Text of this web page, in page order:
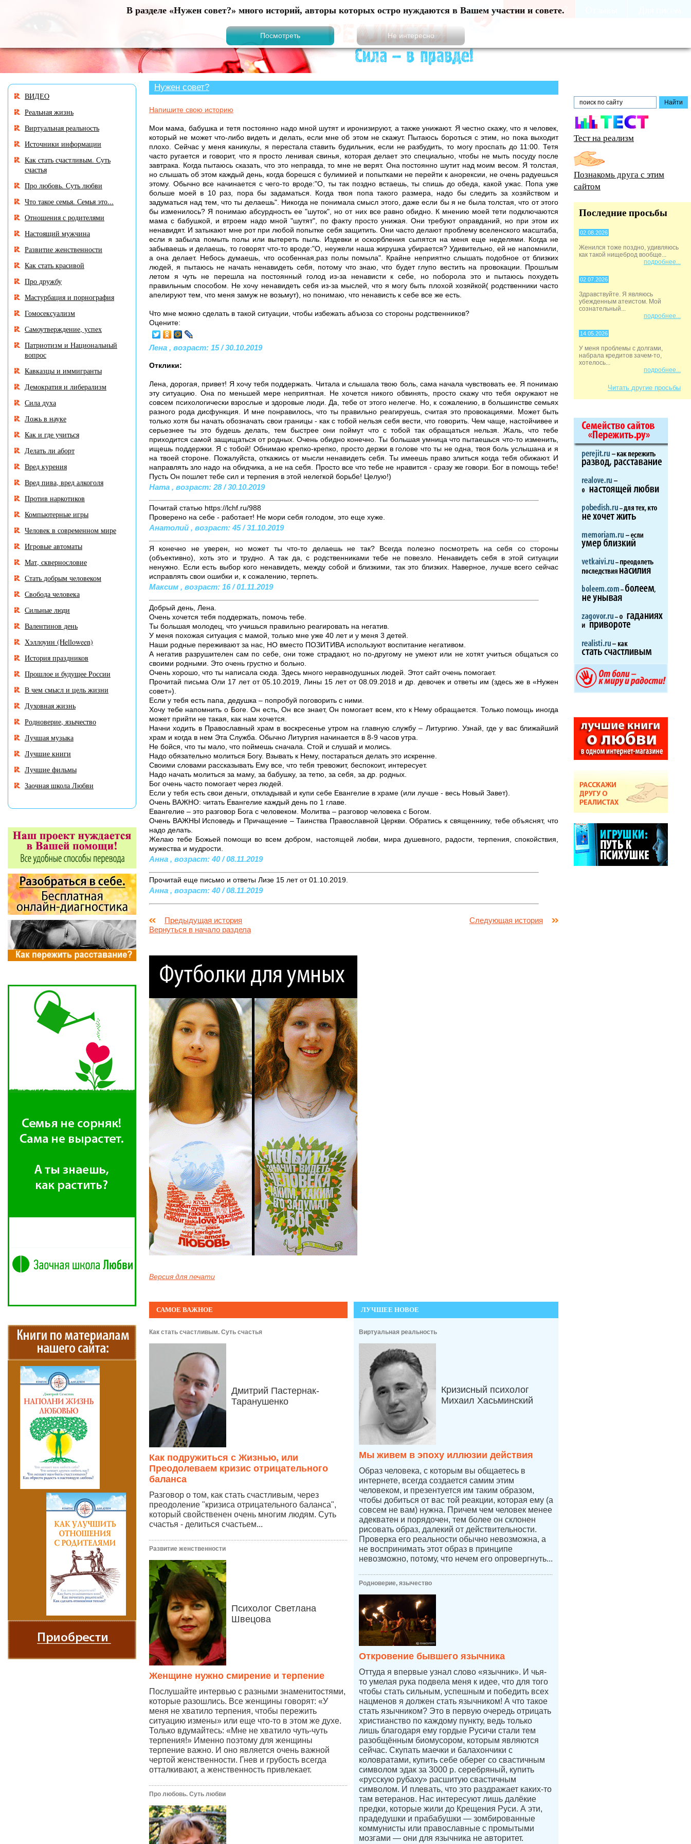
В разделе «Нужен совет?» много историй, авторы которых остро нуждаются в Вашем участии и совете.
Нужен совет?
Напишите свою историю
Мои мама, бабушка и тетя постоянно надо мной шутят и иронизируют, а также унижают. Я честно скажу, что я человек,
который не может что-либо видеть и делать, если мне об этом не скажут. Пытаюсь бороться с этим, но пока выходит
плохо. Сейчас у меня каникулы, я перестала ставить будильник, если не разбудить, то могу проспать до 11:00. Тетя
часто ругается и говорит, что я просто ленивая свинья, которая делает это специально, чтобы не мыть посуду после
завтрака. Когда пытаюсь сказать, что это неправда, то мне не верят. Она постоянно шутит над моим весом. Я толстая,
но слышать об этом каждый день, когда борешся с булимией и попытками не перейти к анорексии, не очень радуешься
этому. Обычно все начинается с чего-то вроде:"О, ты так поздно встаешь, ты спишь до обеда, какой ужас. Попа уже
больше моей в 10 раз, пора бы задаматься. Когда твоя попа такого размера, надо бы следить за хозяйством и
задуматься над тем, что ты делаешь". Никогда не понимала смысл этого, даже если бы я не была толстая, что от этого
бы изменилось? Я понимаю абсурдность ее "шуток", но от них все равно обидно. К мнению моей тети подключаются
мама с бабушкой, и втроем надо мной "шутят", по факту просто унижая. Они требуют оправданий, но при этом их
ненавидят. И затыкают мне рот при любой попытке себя защитить. Они часто делают проблему вселенского масштаба,
если я забыла помыть полы или вытереть пыль. Издевки и оскорбления сыпятся на меня еще неделями. Когда не
забываешь и делаешь, то говорят что-то вроде:"О, неужели наша жирушка убирается? Удивительно, ей не напомнили,
а она делает. Небось думаешь, что особенная,раз полы помыла". Крайне неприятно слышать подобное от близких
людей, я пытаюсь не начать ненавидеть себя, потому что знаю, что будет глупо вестить на провокации. Прошлым
летом я чуть не перешла на постоянный голод из-за ненависти к себе, но поборола это и пытаюсь похудеть
правильным способом. Не хочу ненавидеть себя из-за мыслей, что я могу быть плохой хозяйкой( родственники часто
апелируют тем, что меня замуж не возьмут), но понимаю, что ненависть к себе все же есть.
Что мне можно сделать в такой ситуации, чтобы избежать абъюза со стороны родственников?
Оцените:
Лена , возраст: 15 / 30.10.2019
Отклики:
Лена, дорогая, привет! Я хочу тебя поддержать. Читала и слышала твою боль, сама начала чувствовать ее. Я понимаю
эту ситуацию. Она по меньшей мере неприятная. Не хочется никого обвинять, просто скажу что тебя окружают не
совсем психологически взрослые и здоровые люди. Да, тебе от этого нелегче. Но, к сожалению, в большинстве семьях
разного рода дисфункция. И мне понравилось, что ты правильно реагируешь, считая это провокациями. Может быть
только хотя бы начать обозначать свои границы - как с тобой нельзя себя вести, что говорить. Чем чаще, настойчивее и
серьезнее ты это будешь делать, тем быстрее они поймут что с тобой так обращаться нельзя. Жаль, что тебе
приходится самой защищаться от родных. Очень обидно конечно. Ты большая умница что пытаешься что-то изменить,
ищешь поддержки. Я с тобой! Обнимаю крепко-крепко, просто держи в голове что ты не одна, твоя боль услышана и я
на твоей стороне. Пожалуйста, откажись от мысли ненавидеть себя. Ты имеешь право злиться когда тебя обижают. И
направлять зло надо на обидчика, а не на себя. Просто все что тебе не нравится - сразу же говори. Бог в помощь тебе!
Пусть Он пошлет тебе сил и терпения в этой нелегкой борьбе! Целую!)
Ната , возраст: 28 / 30.10.2019
Почитай статью https://lchf.ru/988
Проверено на себе - работает! Не мори себя голодом, это еще хуже.
Анатолий , возраст: 45 / 31.10.2019
Я конечно не уверен, но может ты что-то делаешь не так? Всегда полезно посмотреть на себя со стороны
(объективно), хоть это и трудно. А так да, с родственниками тебе не повезло. Ненавидеть себя в этой ситуации
ненужно. Если есть выбор кого ненавидеть, между собой и близкими, так это близких. Наверное, лучше всего сейчас
исправлять свои ошибки и, к сожалению, терпеть.
Максим , возраст: 16 / 01.11.2019
Добрый день, Лена.
Очень хочется тебя поддержать, помочь тебе.
Ты большая молодец, что учишься правильно реагировать на негатив.
У меня похожая ситуация с мамой, только мне уже 40 лет и у меня 3 детей.
Наши родные переживают за нас, НО вместо ПОЗИТИВА используют воспитание негативом.
А негатив разрушителен сам по себе, они тоже страдают, но по-другому не умеют или не хотят учиться общаться со
своими родными. Это очень грустно и больно.
Очень хорошо, что ты написала сюда. Здесь много неравнодушных людей. Этот сайт очень помогает.
Прочитай письма Оли 17 лет от 05.10.2019, Лины 15 лет от 08.09.2018 и др. девочек и ответы им (здесь же в «Нужен
совет»).
Если у тебя есть папа, дедушка – попробуй поговорить с ними.
Хочу тебе напомнить о Боге. Он есть, Он все знает, Он помогает всем, кто к Нему обращается. Только помощь иногда
может прийти не такая, как нам хочется.
Начни ходить в Православный храм в воскресенье утром на главную службу – Литургию. Узнай, где у вас ближайший
храм и когда в нем Эта Служба. Обычно Литургия начинается в 8-9 часов утра.
Не бойся, что ты мало, что поймешь сначала. Стой и слушай и молись.
Надо обязательно молиться Богу. Взывать к Нему, постараться делать это искренне.
Своими словами рассказывать Ему все, что тебя тревожит, беспокоит, интересует.
Надо начать молиться за маму, за бабушку, за тетю, за себя, за др. родных.
Бог очень часто помогает через людей.
Если у тебя есть свои деньги, откладывай и купи себе Евангелие в храме (или лучше - весь Новый Завет).
Очень ВАЖНО: читать Евангелие каждый день по 1 главе.
Евангелие – это разговор Бога с человеком. Молитва – разговор человека с Богом.
Очень ВАЖНЫ Исповедь и Причащение – Таинства Православной Церкви. Обратись к священнику, тебе объяснят, что
надо делать.
Желаю тебе Божьей помощи во вcем добром, настоящей любви, мира душевного, радости, терпения, спокойствия,
мужества и мудрости.
Анна , возраст: 40 / 08.11.2019
Прочитай еще письмо и ответы Лизе 15 лет от 01.10.2019.
Анна , возраст: 40 / 08.11.2019
Предыдущая история
Следующая история
Вернуться в начало раздела
Версия для печати
САМОЕ ВАЖНОЕ
Как стать счастливым. Суть счастья
Дмитрий Пастернак-
Таранушенко
Как подружиться с Жизнью, или
Преодолеваем кризис отрицательного
баланса
Разговор о том, как стать счастливым, через
преодоление "кризиса отрицательного баланса",
который свойственен очень многим людям. Суть
счастья - делиться счастьем...
Развитие женственности
Психолог Светлана
Швецова
Женщине нужно смирение и терпение
Послушайте интервью с разными знаменитостями,
которые разошлись. Все женщины говорят: «У
меня не хватило терпения, чтобы пережить
ситуацию измены» или еще что-то в этом же духе.
Только вдумайтесь: «Мне не хватило чуть-чуть
терпения!» Именно поэтому для женщины
терпение важно. И оно является очень важной
чертой женственности. Гнев и грубость всегда
отталкивают, а женственность привлекает.
Про любовь. Суть любви
ЛУЧШЕЕ НОВОЕ
Виртуальная реальность
Кризисный психолог
Михаил Хасьминский
Мы живем в эпоху иллюзии действия
Образ человека, с которым вы общаетесь в
интернете, всегда создается самим этим
человеком, и презентуется им таким образом,
чтобы добиться от вас той реакции, которая ему (а
совсем не вам) нужна. Причем чем человек менее
адекватен и порядочен, тем более он склонен
рисовать образ, далекий от действительности.
Проверка его реальности обычно невозможна, а
не воспринимать этот образ в принципе
невозможно, потому, что нечем его опровергнуть...
Родноверие, язычество
Откровение бывшего язычника
Оттуда я впервые узнал слово «язычник». И чья-
то умелая рука подвела меня к идее, что для того
чтобы стать сильным, успешным и победить всех
нацменов я должен стать язычником! А что такое
стать язычником? Это в первую очередь отрицать
христианство по каждому пункту, ведь только
лишь благодаря ему гордые Русичи стали тем
разобщённым биомусором, которым являются
сейчас. Скупать маечки и балахончики с
коловратами, купить себе оберег со свастичным
символом эдак за 3000 р. серебряный, купить
«русскую рубаху» расшитую свастичным
символом. И плевать, что это раздражает каких-то
там ветеранов. Нас интересуют лишь далёкие
предки, которые жили до Крещения Руси. А эти,
прадедушки и прабабушки — зомбированные
коммунисты или православные с промытыми
мозгами — они для язычника не авторитет.
ВИДЕО
Реальная жизнь
Виртуальная реальность
Источники информации
Как стать счастливым. Суть
счастья
Про любовь. Суть любви
Что такое семья. Семья это...
Отношения с родителями
Настоящий мужчина
Развитие женственности
Как стать красивой
Про дружбу
Мастурбация и порнография
Гомосексуализм
Самоутверждение, успех
Патриотизм и Национальный
вопрос
Кавказцы и иммигранты
Демократия и либерализм
Сила духа
Ложь в науке
Как и где учиться
Делать ли аборт
Вред курения
Вред пива, вред алкоголя
Против наркотиков
Компьютерные игры
Человек в современном мире
Игровые автоматы
Мат, сквернословие
Стать добрым человеком
Свобода человека
Сильные люди
Валентинов день
Хэллоуин (Helloween)
История праздников
Прошлое и будущее России
В чем смысл и цель жизни
Духовная жизнь
Родноверие, язычество
Лучшая музыка
Лучшие книги
Лучшие фильмы
Заочная школа Любви
Тест на реализм
Познакомь друга с этим
сайтом
Последние просьбы
02.08.2026
Женился тоже поздно, удивляюсь
как такой нищеброд вообще...
подробнее...
02.07.2026
Здравствуйте. Я являюсь
убежденным атеистом. Мой
сознательный...
подробнее...
14.05.2026
У меня проблемы с долгами,
набрала кредитов зачем-то,
хотелось...
подробнее...
Читать другие просьбы